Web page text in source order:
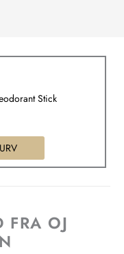
Stick
FRA OJ